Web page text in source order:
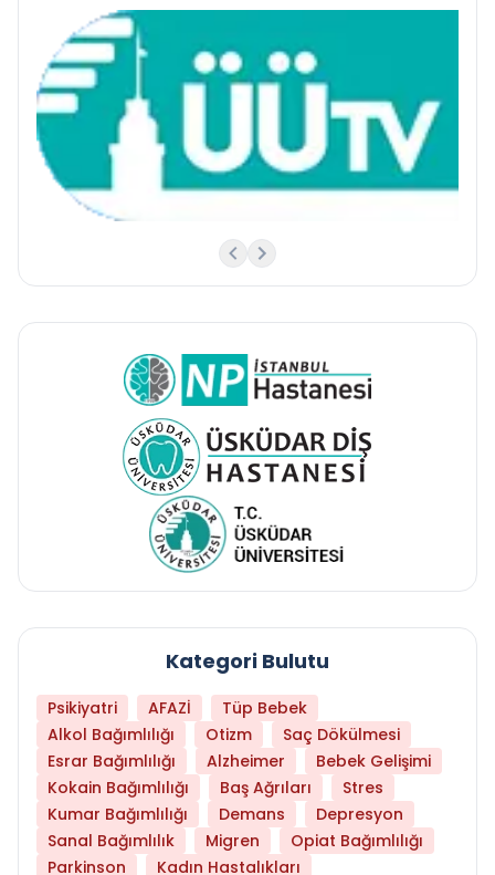
Kategori Bulutu
Psikiyatri AFAZİ
Tüp Bebek
Alkol Bağımlılığı
Otizm
Saç Dökülmesi
Esrar Bağımlılığı
Alzheimer
Bebek Gelişimi
Kokain Bağımlılığı
Baş Ağrıları
Stres
Kumar Bağımlılığı
Demans
Depresyon
Sanal Bağımlılık
Migren
Opiat Bağımlılığı
Parkinson
Kadın Hastalıkları